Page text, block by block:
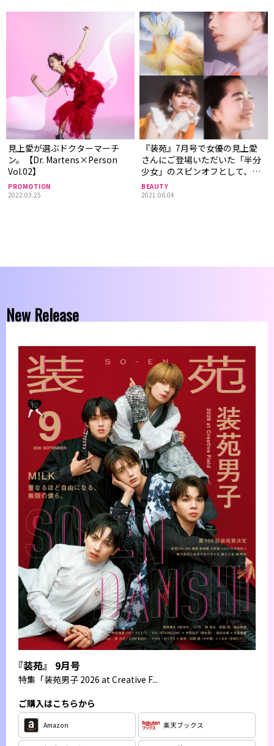
見上愛が選ぶドクターマーチ
ン。【Dr. Martens×Person
Vol.02】
PROMOTION
2022.03.25
『装苑』7月号で女優の見上愛
さんにご登場いただいた「半分
少女」のスピンオフとして、
「半分少女～Beauty篇～」をお
届け！
BEAUTY
2021.06.04
New Release
『装苑』 9月号
特集 「装苑男子 2026 at Creative F...
ご購入はこちらから
Amazon 楽天ブックス